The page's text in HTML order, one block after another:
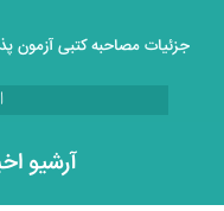
جزئیات مصاحبه کتبی آزمون
آرشیو